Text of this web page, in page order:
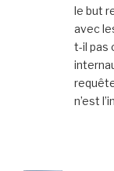
le but
avec
t-il pas
n’est